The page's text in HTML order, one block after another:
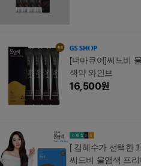
[더마큐어]씨드비
색약 와인브
16,500원
[ 김혜수가 선택한
씨드비 물염색 프리